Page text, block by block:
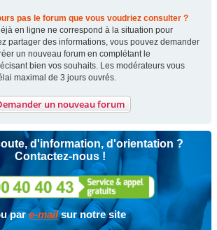
pas le forum que vous voudriez consulter ?
en ligne ne correspond à la situation pour
partager des informations, vous pouvez demander
un nouveau forum en complétant le
bien vos souhaits. Les modérateurs vous
maximal de 3 jours ouvrés.
un nouveau forum
d'information, d'orientation ?
Contactez-nous !
pare-mailsur notre site